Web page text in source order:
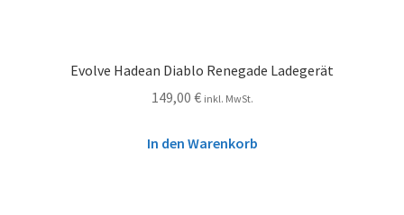
Evolve Hadean Diablo Renegade Ladegerät
149,00 € inkl. MwSt.
In den Warenkorb